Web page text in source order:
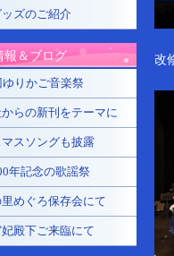
改
ズのご紹介
報＆ブログ
ゆりかご音楽祭
らの新刊をテーマに
スソングも披露
年記念の歌謡祭
めぐろ保存会にて
殿下ご来臨にて